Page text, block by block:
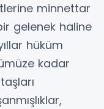
minnettar
gelenek haline
hüküm
kadar